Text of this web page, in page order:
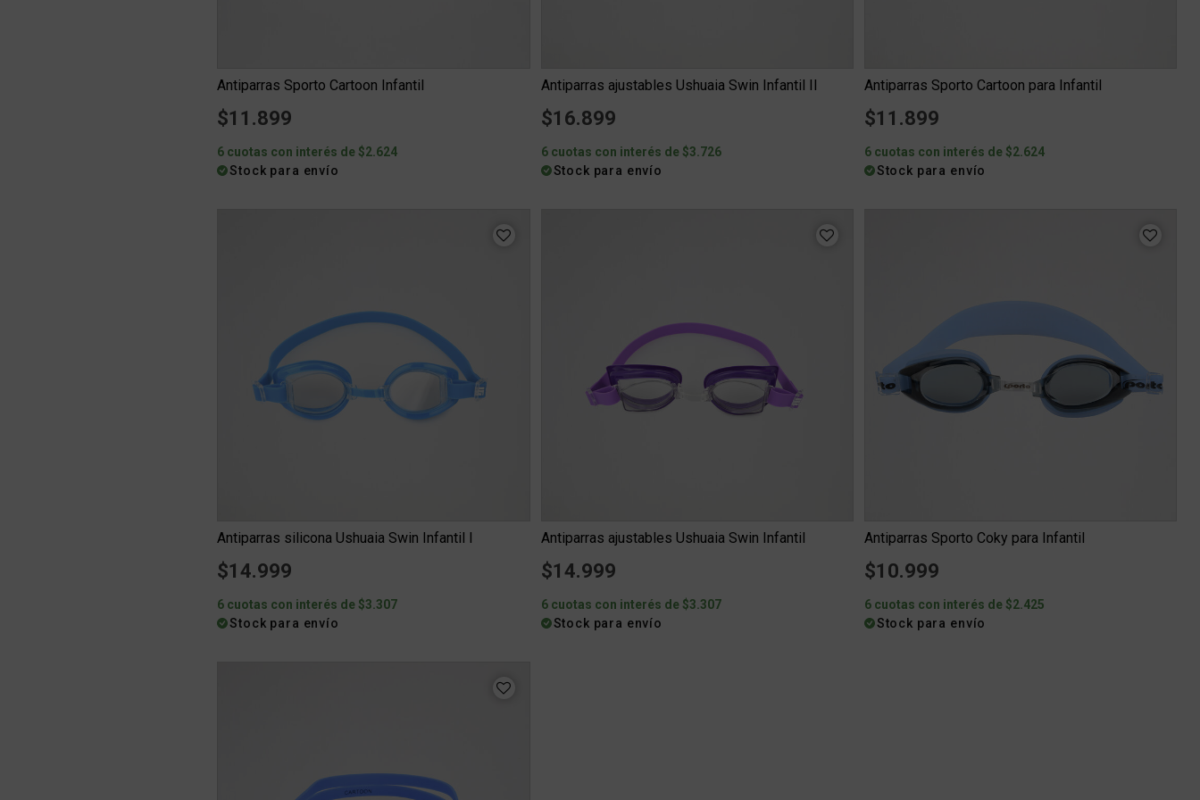
Antiparras Sporto Cartoon Infantil
$11.899
6 cuotas con interés de $2.624
Stock para envío
Antiparras ajustables Ushuaia Swin Infantil II
$16.899
6 cuotas con interés de $3.726
Stock para envío
Antiparras Sporto Cartoon para Infantil
$11.899
6 cuotas con interés de $2.624
Stock para envío
Antiparras silicona Ushuaia Swin Infantil I
$14.999
6 cuotas con interés de $3.307
Stock para envío
Antiparras ajustables Ushuaia Swin Infantil
$14.999
6 cuotas con interés de $3.307
Stock para envío
Antiparras Sporto Coky para Infantil
$10.999
6 cuotas con interés de $2.425
Stock para envío